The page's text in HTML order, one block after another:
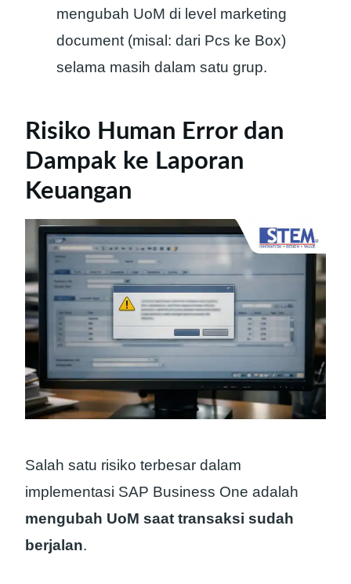
mengubah UoM di level marketing
document (misal: dari Pcs ke Box)
selama masih dalam satu grup.
Risiko Human Error dan
Dampak ke Laporan
Keuangan
Salah satu risiko terbesar dalam
implementasi SAP Business One adalah
mengubah UoM saat transaksi sudah
berjalan.